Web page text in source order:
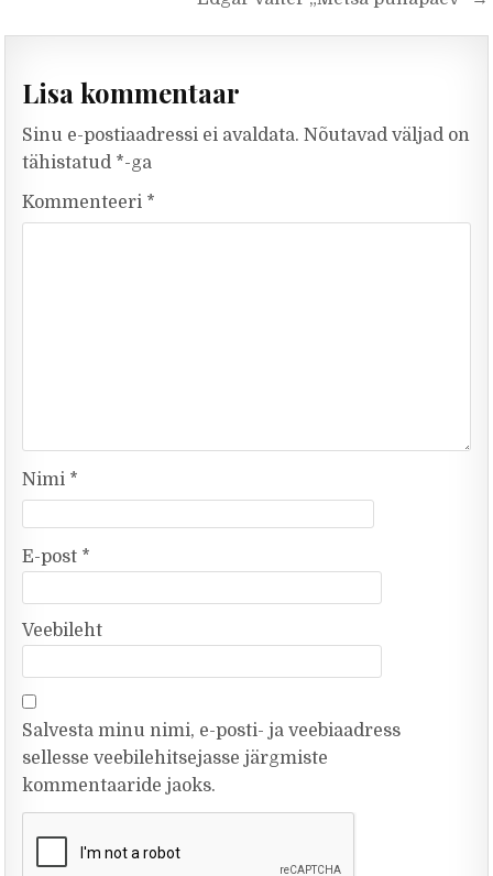
Lisa kommentaar
Sinu e-postiaadressi ei avaldata. Nõutavad väljad on
tähistatud *-ga
Kommenteeri *
Nimi *
E-post *
Veebileht
Salvesta minu nimi, e-posti- ja veebiaadress
sellesse veebilehitsejasse järgmiste
kommentaaride jaoks.